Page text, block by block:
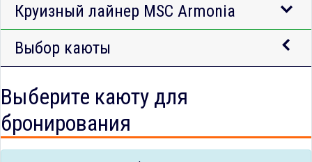
Круизный лайнер MSC Armonia
Выбор каюты
Выберите каюту для
бронирования